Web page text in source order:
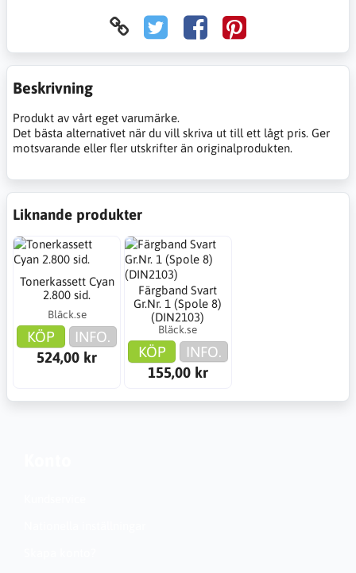
Beskrivning
Produkt av vårt eget varumärke.
Det bästa alternativet när du vill skriva ut till ett lågt pris. Ger
motsvarande eller fler utskrifter än originalprodukten.
Liknande produkter
Tonerkassett Cyan
2.800 sid.
Bläck.se
KÖP
INFO.
524,00 kr
Färgband Svart
Gr.Nr. 1 (Spole 8)
(DIN2103)
Bläck.se
KÖP
INFO.
155,00 kr